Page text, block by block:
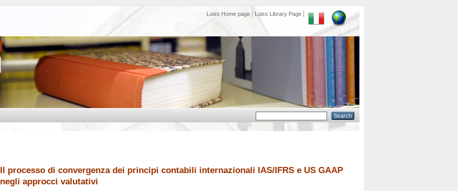
Luiss Home page Luiss Library Page
Il processo di convergenza dei principi contabili internazionali IAS/IFRS e US GAAP
negli approcci valutativi